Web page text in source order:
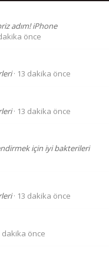
adım! iPhone
önce
13 dakika önce
13 dakika önce
için iyi bakterileri
13 dakika önce
dakika önce